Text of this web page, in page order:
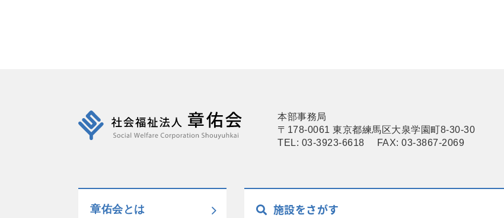
本部事務局
〒178-0061 東京都練馬区大泉学園町8-30-30
TEL: 03-3923-6618 FAX: 03-3867-2069
章佑会とは 施設をさがす